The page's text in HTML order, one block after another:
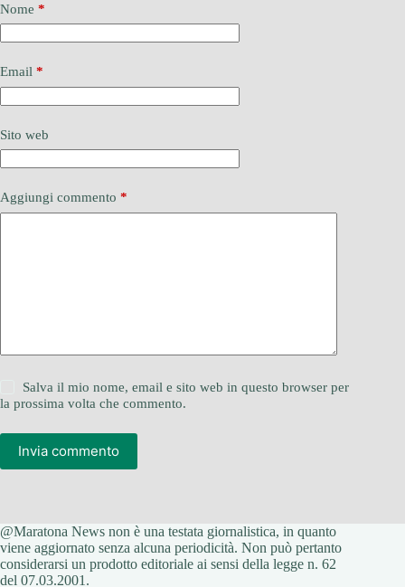
Nome *
Email *
Sito web
Aggiungi commento *
Salva il mio nome, email e sito web in questo browser per
la prossima volta che commento.
Invia commento
@Maratona News non è una testata giornalistica, in quanto
viene aggiornato senza alcuna periodicità. Non può pertanto
considerarsi un prodotto editoriale ai sensi della legge n. 62
del 07.03.2001.